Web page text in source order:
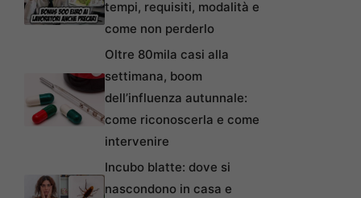
tempi, requisiti, modalità e
come non perderlo
Oltre 80mila casi alla
settimana, boom
dell’influenza autunnale:
come riconoscerla e come
intervenire
Incubo blatte: dove si
nascondono in casa e